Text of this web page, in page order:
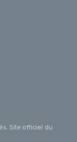
Site officiel du